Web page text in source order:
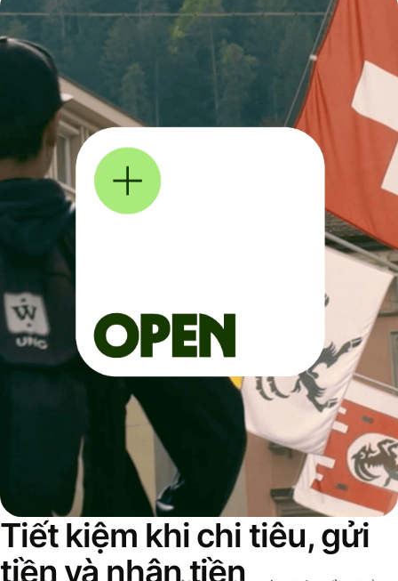
Tiết kiệm khi chi tiêu, gửi
tiền và nhận tiền